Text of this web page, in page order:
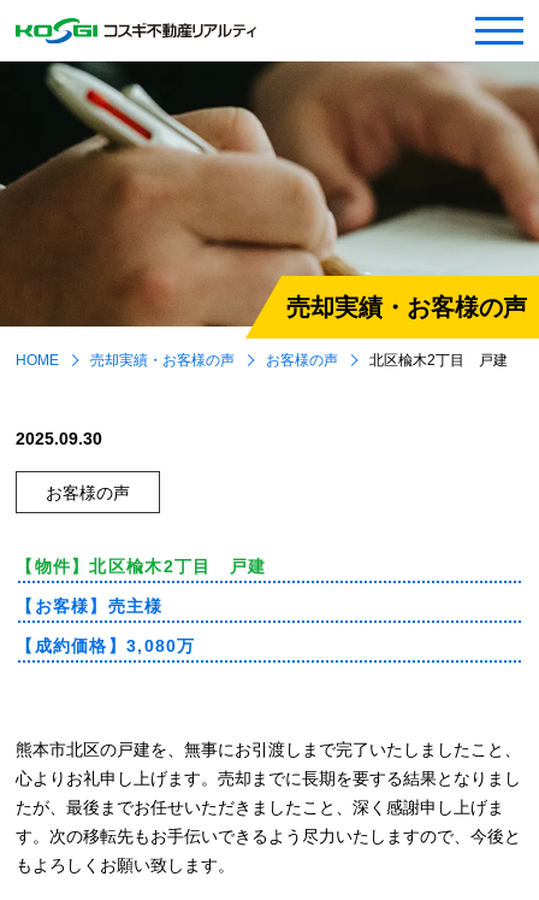
売却実績・お客様の声
HOME 売却実績・お客様の声 お客様の声 北区楡木2丁目 戸建
2025.09.30
お客様の声
【物件】北区楡木2丁目 戸建
【お客様】 売主様
【成約価格】 3,080万
熊本市北区の戸建を、無事にお引渡しまで完了いたしましたこと、
心よりお礼申し上げます。売却までに長期を要する結果となりまし
たが、最後までお任せいただきましたこと、深く感謝申し上げま
す。次の移転先もお手伝いできるよう尽力いたしますので、今後と
もよろしくお願い致します。